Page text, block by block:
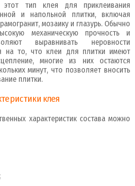
этот тип клея для приклеивания
и напольной плитки, включая
мозаику и глазурь. Обычно
механическую прочность и
выравнивать неровности
на то, что клеи для плитки имеют
многие из них остаются
минут, что позволяет вносить
плитки.
клея
характеристик состава можно